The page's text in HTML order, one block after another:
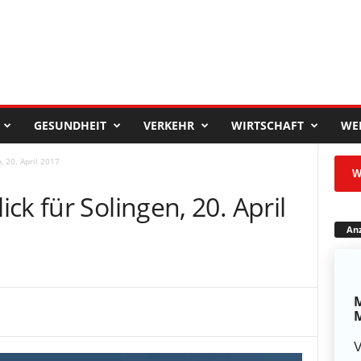
GESUNDHEIT VERKEHR WIRTSCHAFT
20. April 2017
für Solingen, 20. April